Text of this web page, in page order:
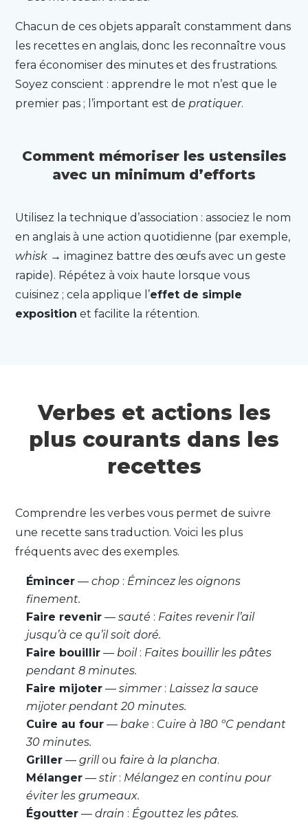
Chacun de ces objets apparaît constamment dans
les recettes en anglais, donc les reconnaître vous
fera économiser des minutes et des frustrations.
Soyez conscient : apprendre le mot n’est que le
premier pas ; l’important est depratiquer.
Comment mémoriser les ustensiles
avec un minimum d’efforts
Utilisez la technique d’association : associez le nom
en anglais à une action quotidienne (par exemple,
whisk → imaginez battre des œufs avec un geste
rapide). Répétez à voix haute lorsque vous
cuisinez ; cela applique l’effet de simple
exposition et facilite la rétention.
Verbes et actions les
plus courants dans les
recettes
Comprendre les verbes vous permet de suivre
une recette sans traduction. Voici les plus
fréquents avec des exemples.
Émincer —chop : Émincez les oignons
finement.
Faire revenir —sauté : Faites revenir l’ail
jusqu’à ce qu’il soit doré.
Faire bouillir —boil: Faites bouillir les pâtes
pendant 8 minutes.
Faire mijoter —simmer: Laissez la sauce
mijoter pendant 20 minutes.
Cuire au four —bake : Cuire à 180 ºC pendant
30 minutes.
Griller —grillou faire à la plancha.
Mélanger —stir: Mélangez en continu pour
éviter les grumeaux.
Égoutter —drain : Égouttez les pâtes.